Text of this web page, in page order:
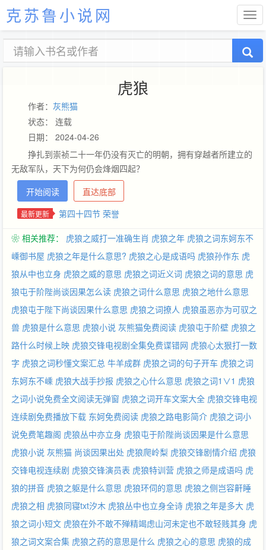
克苏鲁小说网
虎狼
作者： 灰熊猫
状态： 连载
日期： 2024-04-26
挣扎到崇祯二十一年仍没有灭亡的明朝，拥有穿越者所建立的
无敌军队，天下为何仍会烽烟四起？
开始阅读
直达底部
最新更新 第四十四节 荣誉
❀ 相关推荐： 虎狼之威打一准确生肖 虎狼之年 虎狼之词东妸东不
嵊御书屋 虎狼之年是什么意思? 虎狼之心是成语吗 虎狼孙作东 虎
狼从中也立身 虎狼之威的意思 虎狼之词近义词 虎狼之词的意思 虎
狼屯于阶陛尚谈因果怎么读 虎狼之词什么意思 虎狼之地什么意思
虎狼屯于陛下尚谈因果什么意思 虎狼之词撩人 虎狼虽恶亦为可驭之
兽 虎狼是什么意思 虎狼小说 灰熊猫免费阅读 虎狼屯于阶壁 虎狼之
路什么时候上映 虎狼交锋电视剧全集免费谍错网 虎狼心太狠打一数
字 虎狼之词秒懂文案汇总 牛羊成群 虎狼之词的句子开车 虎狼之词
东妸东不嵊 虎狼大战手抄报 虎狼之心什么意思 虎狼之词1∨1 虎狼
之词小说免费全文阅读无弹窗 虎狼之词开车文案大全 虎狼交锋电视
连续剧免费播放下载 东妸免费阅读 虎狼之路电影简介 虎狼之词小
说免费笔趣阁 虎狼丛中亦立身 虎狼屯于阶陛尚谈因果是什么意思
虎狼小说 灰熊猫 尚谈因果出处 虎狼爬岭梨 虎狼交锋剧情介绍 虎狼
交锋电视连续剧 虎狼交锋演员表 虎狼特训营 虎狼之师是成语吗 虎
狼的拼音 虎狼之躯是什么意思 虎狼环伺的意思 虎狼之侧岂容鼾睡
虎狼之相 虎狼同寝txt汐木 虎狼丛中也立身全诗 虎狼之年是多大 虎
狼之词小短文 虎狼在外不敢不殚精竭虑山河未定也不敢轻贱其身 虎
狼之词文案合集 虎狼之药的意思是什么 虎狼之心的意思 虎狼的成